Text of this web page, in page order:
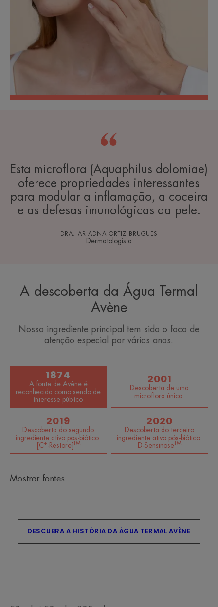
Esta microflora (Aquaphilus dolomiae)
oferece propriedades interessantes
para modular a inflamação, a coceira
e as defesas imunológicas da pele.
DRA. ARIADNA ORTIZ BRUGUES
Dermatologista
A descoberta da Água Termal
Avène
Nosso ingrediente principal tem sido o foco de
atenção especial por vários anos.
1874
A fonte de Avène é
reconhecida como sendo de
interesse público
2001
Descoberta de uma
microflora única.
2019
Descoberta do segundo
ingrediente ativo pós-biótico:
[C+-Restore] TM
2020
Descoberta do terceiro
ingrediente ativo pós-biótico:
D-Sensinose TM
Mostrar fontes
DESCUBRA A HISTÓRIA DA ÁGUA TERMAL AVÈNE